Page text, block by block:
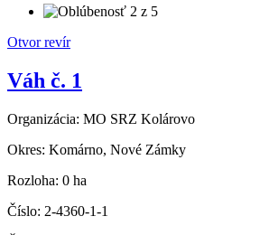
Otvor revír
Váh č. 1
Organizácia: MO SRZ Kolárovo
Okres: Komárno, Nové Zámky
Rozloha: 0 ha
Číslo: 2-4360-1-1